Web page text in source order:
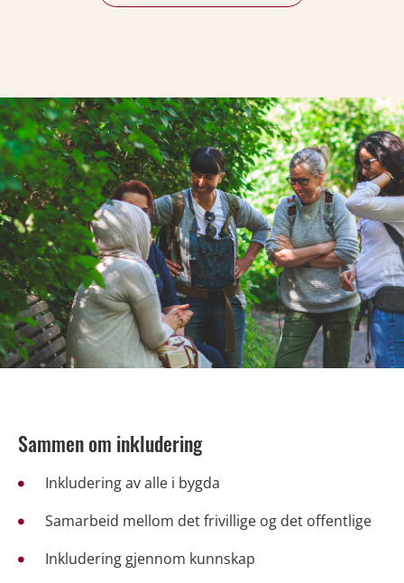
Sammen om inkludering
Inkludering av alle i bygda
Samarbeid mellom det frivillige og det offentlige
Inkludering gjennom kunnskap